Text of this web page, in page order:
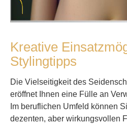
Kreative
Stylingtipps
Die Vielseitigkeit des
eröffnet Ihnen eine Fülle an
Im beruflichen Umfeld können
dezenten, aber wirkungsvollen